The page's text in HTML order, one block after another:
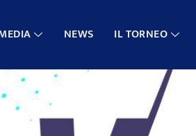
NEWS IL TORNEO